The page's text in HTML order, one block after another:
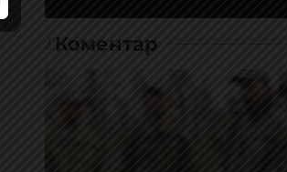
Коментар